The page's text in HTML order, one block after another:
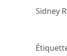
Sidney